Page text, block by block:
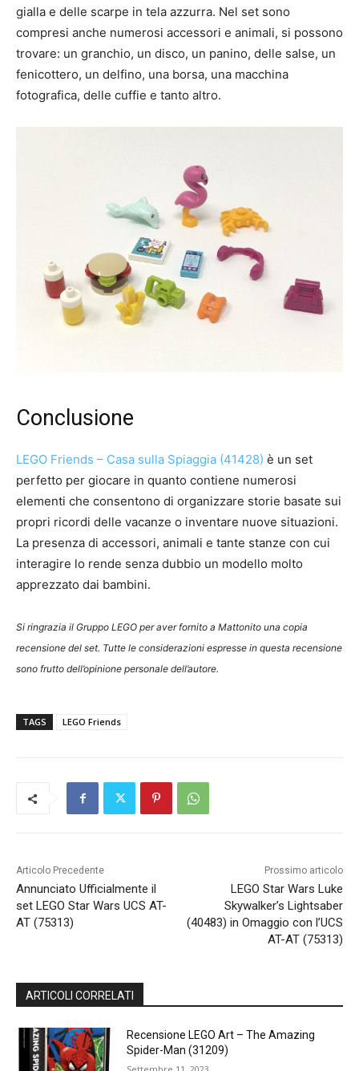
gialla e delle scarpe in tela azzurra. Nel set sono
compresi anche numerosi accessori e animali, si possono
trovare: un granchio, un disco, un panino, delle salse, un
fenicottero, un delfino, una borsa, una macchina
fotografica, delle cuffie e tanto altro.
Conclusione
LEGO Friends – Casa sulla Spiaggia (41428) è un set
perfetto per giocare in quanto contiene numerosi
elementi che consentono di organizzare storie basate sui
propri ricordi delle vacanze o inventare nuove situazioni.
La presenza di accessori, animali e tante stanze con cui
interagire lo rende senza dubbio un modello molto
apprezzato dai bambini.
Si ringrazia il Gruppo LEGO per aver fornito a Mattonito una copia
recensione del set. Tutte le considerazioni espresse in questa recensione
sono frutto dell’opinione personale dell’autore.
TAGS LEGO Friends
Articolo Precedente
Annunciato Ufficialmente il
set LEGO Star Wars UCS AT-
AT (75313)
Prossimo articolo
LEGO Star Wars Luke
Skywalker’s Lightsaber
(40483) in Omaggio con l’UCS
AT-AT (75313)
ARTICOLI CORRELATI
Recensione LEGO Art – The Amazing
Spider-Man (31209)